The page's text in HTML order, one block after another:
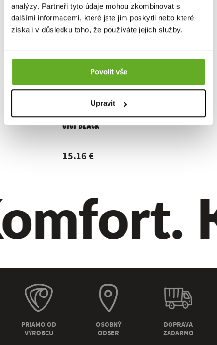
analýzy. Partneři tyto údaje mohou zkombinovat s
dalšími informacemi, které jste jim poskytli nebo které
získali v důsledku toho, že používáte jejich služby.
Povolit vše
Upravit
Dámske trenky REPRE4SC
GIGI BLACK
15.16 €
Dámske
BELLA
PRIAMO OD
VÝROBCU
OSOBNÝ
ODBER
DOPRAVA
ZADARMO